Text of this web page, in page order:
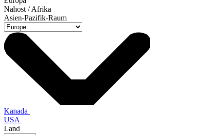
Nahost / Afrika
Asien-Pazifik-Raum
Kanada
USA
Land